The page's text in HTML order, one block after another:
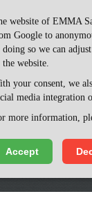
website of EMMA
Google to
so we can
website.
your consent, we
media integration
more information,
Accept
Emma Safety